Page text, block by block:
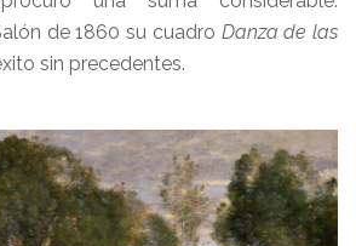
de 1860 su cuadro Danza de las
sin precedentes.